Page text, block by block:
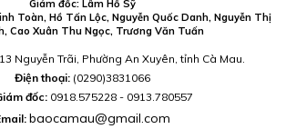
Giám đốc: Lâm Hồ Sỹ
Toàn, Hồ Tấn Lộc, Nguyễn Quốc Danh, Nguyễn Thị
Cao Xuân Thu Ngọc, Trương Văn Tuấn
Nguyễn Trãi, Phường An Xuyên, tỉnh Cà Mau.
Điện thoại: (0290)3831066
đốc: 0918.575228 - 0913.780557
baocamau@gmail.com